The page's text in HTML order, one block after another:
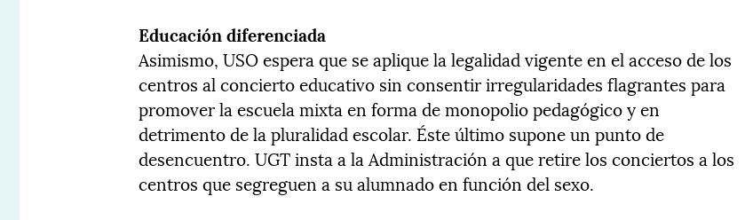
Educación diferenciada
Asimismo, USO espera que se aplique la legalidad vigente en el acceso de los
centros al concierto educativo sin consentir irregularidades flagrantes para
promover la escuela mixta en forma de monopolio pedagógico y en
detrimento de la pluralidad escolar. Éste último supone un punto de
desencuentro. UGT insta a la Administración a que retire los conciertos a los
centros que segreguen a su alumnado en función del sexo.